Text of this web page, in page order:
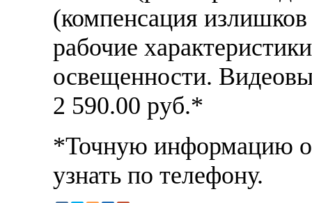
(компенсация
рабочие
освещенности.
2 590.00 руб.*
*Точную информацию
узнать по телефону.